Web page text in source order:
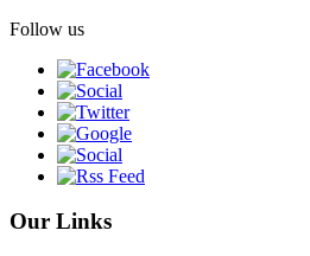
Follow us
Our Links